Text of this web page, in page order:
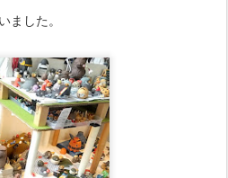
ました。